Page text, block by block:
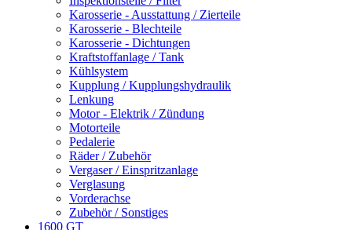
Karosserie - Ausstattung / Zierteile
Karosserie - Blechteile
Karosserie - Dichtungen
Kraftstoffanlage / Tank
Kühlsystem
Kupplung / Kupplungshydraulik
Lenkung
Motor - Elektrik / Zündung
Motorteile
Pedalerie
Räder / Zubehör
Vergaser / Einspritzanlage
Verglasung
Vorderachse
Zubehör / Sonstiges
1600 GT